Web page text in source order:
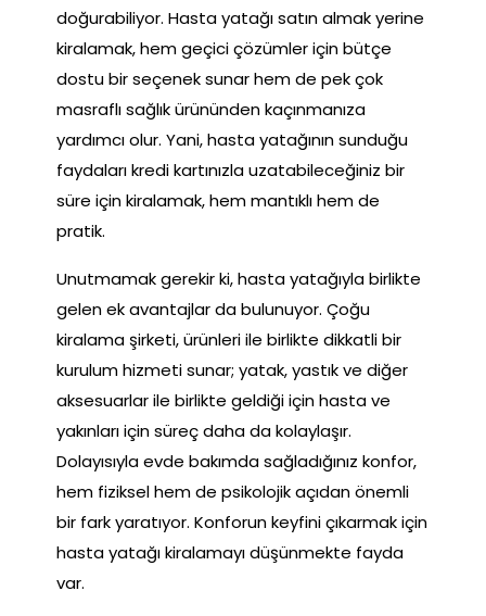
doğurabiliyor. Hasta yatağı satın almak yerine
kiralamak, hem geçici çözümler için bütçe
dostu bir seçenek sunar hem de pek çok
masraflı sağlık ürününden kaçınmanıza
yardımcı olur. Yani, hasta yatağının sunduğu
faydaları kredi kartınızla uzatabileceğiniz bir
süre için kiralamak, hem mantıklı hem de
pratik.
Unutmamak gerekir ki, hasta yatağıyla birlikte
gelen ek avantajlar da bulunuyor. Çoğu
kiralama şirketi, ürünleri ile birlikte dikkatli bir
kurulum hizmeti sunar; yatak, yastık ve diğer
aksesuarlar ile birlikte geldiği için hasta ve
yakınları için süreç daha da kolaylaşır.
Dolayısıyla evde bakımda sağladığınız konfor,
hem fiziksel hem de psikolojik açıdan önemli
bir fark yaratıyor. Konforun keyfini çıkarmak için
hasta yatağı kiralamayı düşünmekte fayda
var.